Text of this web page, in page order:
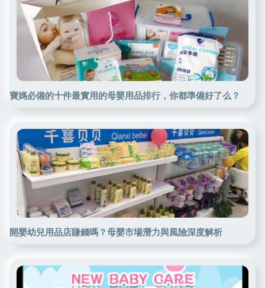
寶媽必備的十件最實用的母嬰用品排行，你都準備好了么？
開嬰幼兒用品店賺錢嗎？母嬰市場潛力與風險深度解析